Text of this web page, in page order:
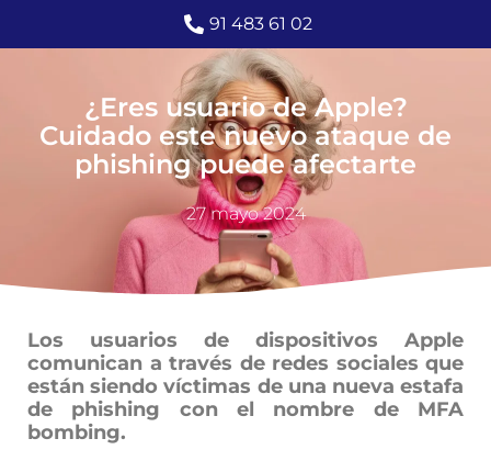
91 483 61 02
¿Eres usuario de Apple?
Cuidado este nuevo ataque de
phishing puede afectarte
27 mayo 2024
Los usuarios de dispositivos Apple
comunican a través de redes sociales que
están siendo víctimas de una nueva estafa
de phishing con el nombre de MFA
bombing.